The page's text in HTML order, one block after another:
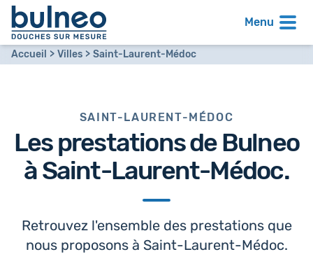
Menu
Accueil Villes Saint-Laurent-Médoc
SAINT-LAURENT-MÉDOC
Les prestations de Bulneo
àSaint-Laurent-Médoc.
Retrouvez l'ensemble des prestations que
nous proposons à Saint-Laurent-Médoc.